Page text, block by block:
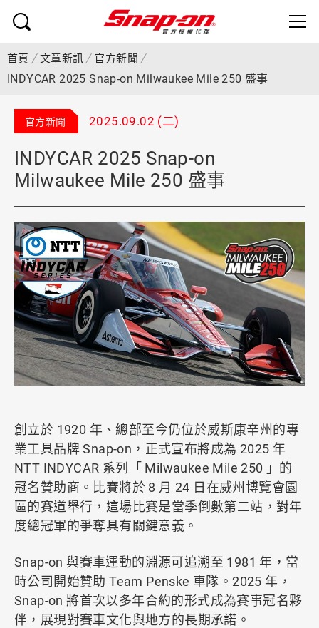
首頁 文章新訊 官方新聞
INDYCAR 2025 Snap-on Milwaukee Mile 250 盛事
官方新聞 2025.09.02 (二)
INDYCAR 2025 Snap-on
Milwaukee Mile 250 盛事
創立於 1920 年、總部至今仍位於威斯康辛州的專
業工具品牌 Snap-on，正式宣布將成為 2025 年
NTT INDYCAR 系列「 Milwaukee Mile 250 」的
冠名贊助商。比賽將於 8 月 24 日在威州博覽會園
區的賽道舉行，這場比賽是當季倒數第二站，對年
度總冠軍的爭奪具有關鍵意義。
Snap-on 與賽車運動的淵源可追溯至 1981 年，當
時公司開始贊助 Team Penske 車隊。2025 年，
Snap-on 將首次以多年合約的形式成為賽事冠名夥
伴，展現對賽車文化與地方的長期承諾。